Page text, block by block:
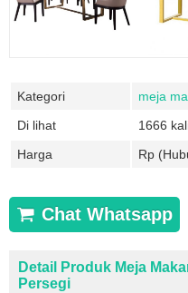
Kategori
meja
Di lihat
1666
Harga
Rp
Chat Whatsapp
Detail Produk Meja
Persegi